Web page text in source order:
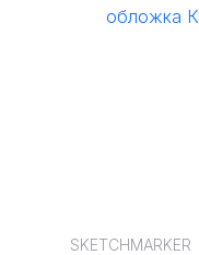
SKETCHMARKER